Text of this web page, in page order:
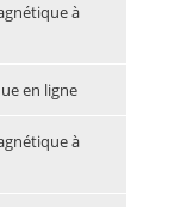
à
en ligne
à